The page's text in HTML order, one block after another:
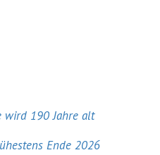
wird 190 Jahre alt
Ende 2026